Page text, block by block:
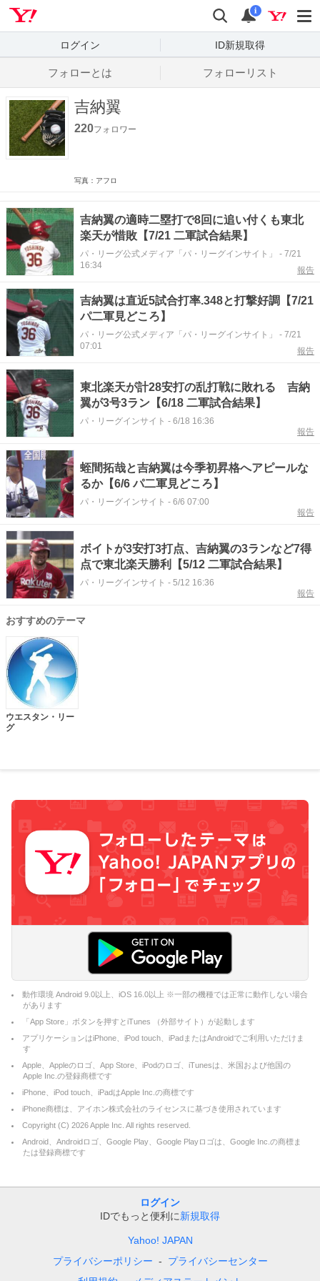
検索
通知
i
ログイン ID新規取得
フォローとは フォローリスト
吉納翼
220フォロワー
写真：アフロ
吉納翼の適時二塁打で8回に追い付くも東北
楽天が惜敗【7/21 二軍試合結果】
パ・リーグ公式メディア「パ・リーグインサイト」 - 7/21
16:34
報告
吉納翼は直近5試合打率.348と打撃好調【7/21
パ二軍見どころ】
パ・リーグ公式メディア「パ・リーグインサイト」 - 7/21
07:01
報告
東北楽天が計28安打の乱打戦に敗れる 吉納
翼が3号3ラン【6/18 二軍試合結果】
パ・リーグインサイト - 6/18 16:36
報告
蛭間拓哉と吉納翼は今季初昇格へアピールな
るか【6/6 パ二軍見どころ】
パ・リーグインサイト - 6/6 07:00
報告
ボイトが3安打3打点、吉納翼の3ランなど7得
点で東北楽天勝利【5/12 二軍試合結果】
パ・リーグインサイト - 5/12 16:36
報告
おすすめのテーマ
ウエスタン・リー
グ
動作環境 Android 9.0以上、iOS 16.0以上 ※一部の機種では正常に動作しない場合
があります
「App Store」ボタンを押すとiTunes （外部サイト）が起動します
アプリケーションはiPhone、iPod touch、iPadまたはAndroidでご利用いただけま
す
Apple、Appleのロゴ、App Store、iPodのロゴ、iTunesは、米国および他国の
Apple Inc.の登録商標です
iPhone、iPod touch、iPadはApple Inc.の商標です
iPhone商標は、アイホン株式会社のライセンスに基づき使用されています
Copyright (C) 2026Apple Inc. All rights reserved.
Android、Androidロゴ、Google Play、Google Playロゴは、Google Inc.の商標ま
たは登録商標です
ログイン
IDでもっと便利に新規取得
Yahoo! JAPAN
プライバシーポリシー
プライバシーセンター